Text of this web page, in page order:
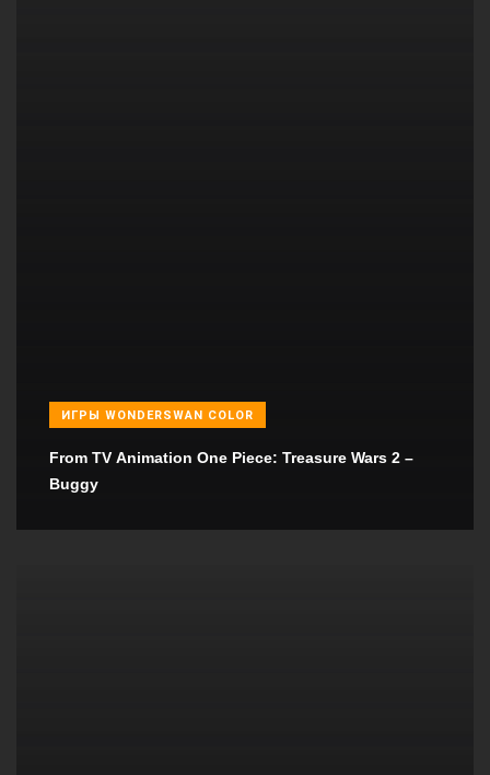
ИГРЫ WONDERSWAN COLOR
From TV Animation One Piece: Treasure Wars 2 –
Buggy